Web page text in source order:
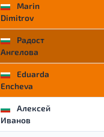
Marin
Dimitrov
Радост
Ангелова
Eduarda
Encheva
Алексей
Иванов